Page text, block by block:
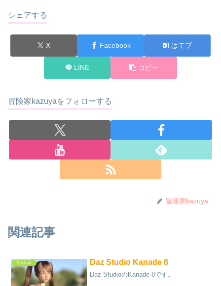
シェアする
X Facebook はてブ
LINE コピー
冒険家kazuyaをフォローする
冒険家kazuya
関連記事
Portrait Daz Studio Kanade 8
Daz StudioのKanade 8です。